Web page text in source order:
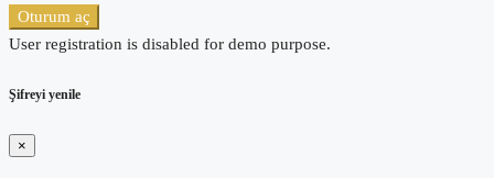
Oturum aç
User registration is disabled for demo purpose.
Şifreyi yenile
×